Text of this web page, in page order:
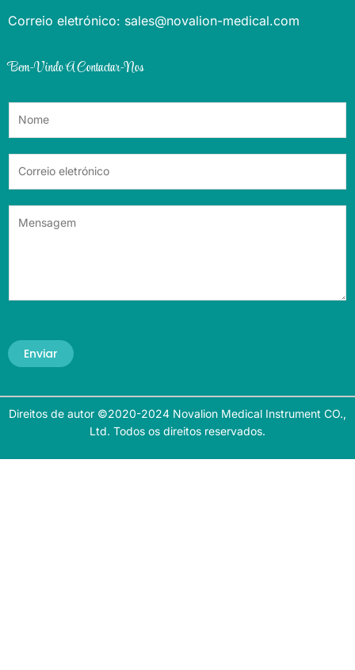
Correio eletrónico: sales@novalion-medical.com
Bem-Vindo A Contactar-Nos
Enviar
Direitos de autor ©2020-2024 Novalion Medical Instrument CO.,
Ltd. Todos os direitos reservados.